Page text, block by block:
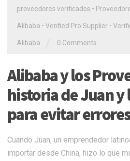
proveedores verificados •
Alibaba • Verified Pro Supplier •
Alibaba 0 Comments
Alibaba y los
historia de Juan y
para evitar
Cuando Juan, un emprendedor
importar desde China, hizo lo que